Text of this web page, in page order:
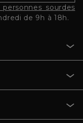
sourdes
de 9h à 18h.